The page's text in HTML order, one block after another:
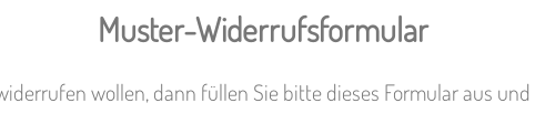
Muster-Widerrufsformular
wollen, dann füllen Sie bitte dieses Formular aus